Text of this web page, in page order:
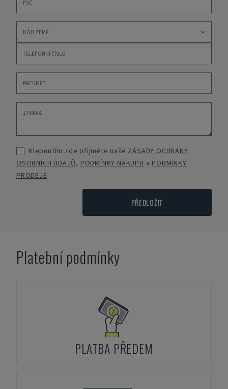
Klepnutím zde přijměte naše ZÁSADY OCHRANY
OSOBNÍCH ÚDAJŮ, PODMÍNKY NÁKUPU a PODMÍNKY
PRODEJE
PŘEDLOŽIT
Platební podmínky
PLATBA PŘEDEM